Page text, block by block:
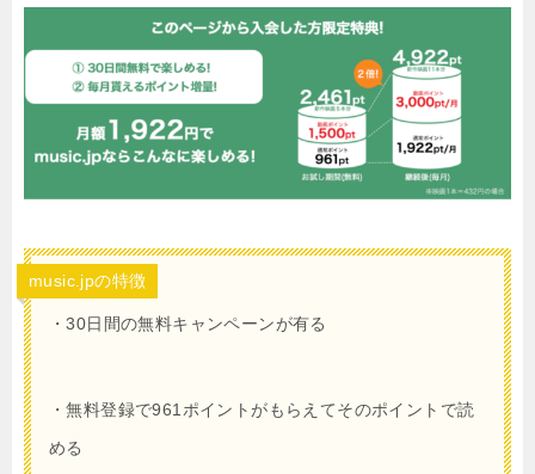
music.jpの特徴
・30日間の無料キャンペーンが有る
・無料登録で961ポイントがもらえてそのポイントで読
める